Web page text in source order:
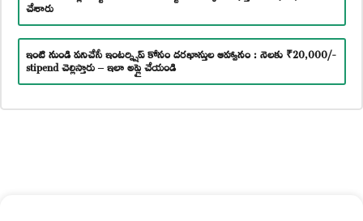
చేశారు
ఇంటి నుండి పనిచేసే ఇంటర్న్షిప్ కోసం దరఖాస్తుల ఆహ్వానం : నెలకు ₹20,000/-
stipend చెల్లిస్తారు – ఇలా అప్లై చేయండి